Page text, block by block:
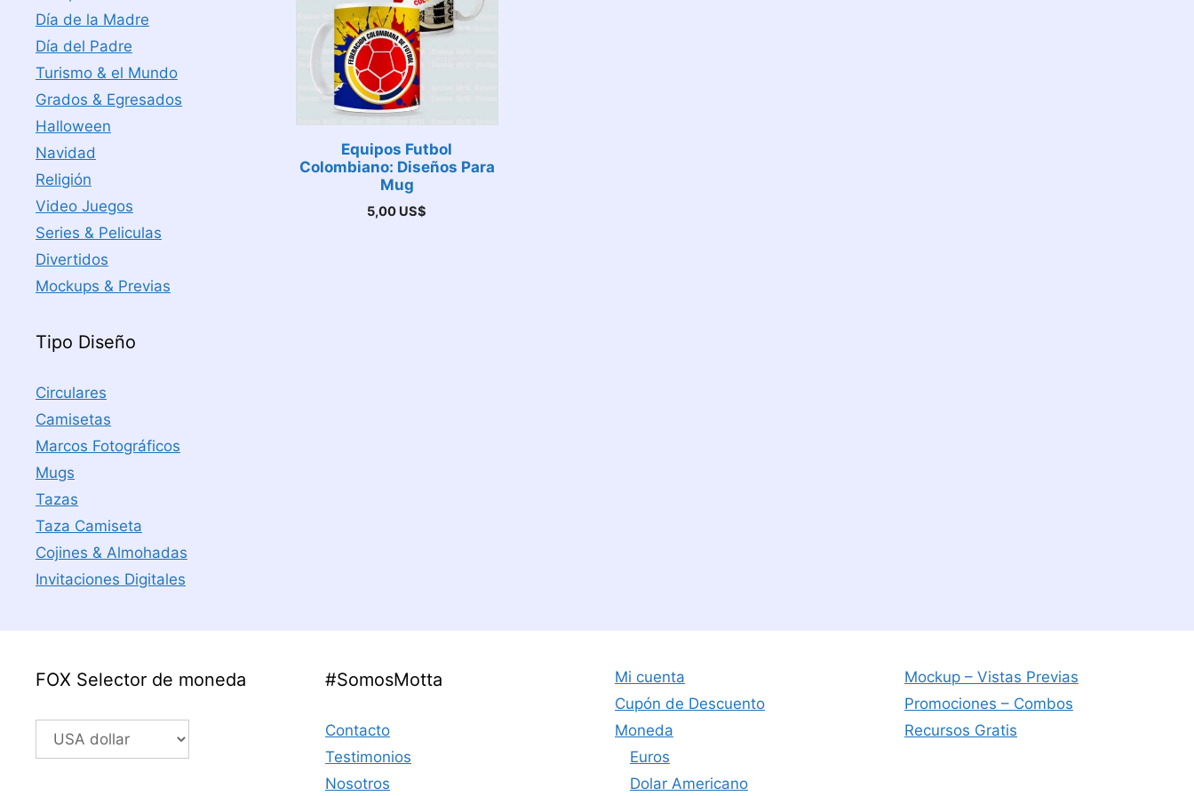
Equipos Futbol
Colombiano: Diseños Para
Mug
5,00 US$
Día de la Madre
Día del Padre
Turismo & el Mundo
Grados & Egresados
Halloween
Navidad
Religión
Video Juegos
Series & Peliculas
Divertidos
Mockups & Previas
Tipo Diseño
Circulares
Camisetas
Marcos Fotográficos
Mugs
Tazas
Taza Camiseta
Cojines & Almohadas
Invitaciones Digitales
FOX Selector de moneda #SomosMotta
Contacto
Testimonios
Nosotros
Mi cuenta
Cupón de Descuento
Moneda
Euros
Dolar Americano
Mockup – Vistas Previas
Promociones – Combos
Recursos Gratis